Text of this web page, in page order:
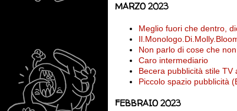
MARZO 2023
Meglio fuori che dentro,
Non parlo di cose che
Caro intermediario
Becera pubblicità stile TV
Piccolo spazio pubblicità
FEBBRAIO 2023